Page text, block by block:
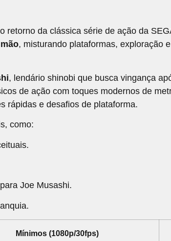
retorno da clássica série de ação da
, misturando plataformas, exploração
, lendário shinobi que busca vingança
de ação com toques modernos de
rápidas e desafios de plataforma.
como:
para Joe Musashi.
Mínimos (1080p/30fps)